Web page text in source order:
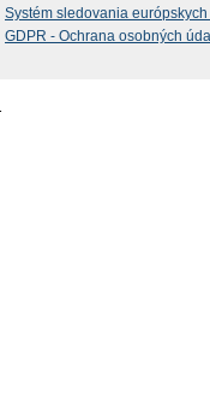
Systém sledovania
GDPR - Ochrana osobných